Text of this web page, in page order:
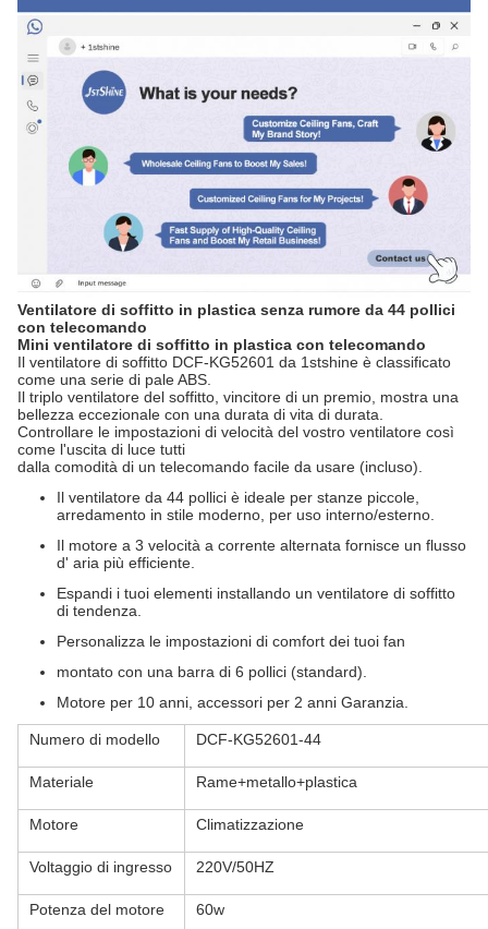
Ventilatore di soffitto in plastica senza rumore da 44 pollici
con telecomando
Mini ventilatore di soffitto in plastica con telecomando
Il ventilatore di soffitto DCF-KG52601 da 1stshine è classificato
come una serie di pale ABS.
Il triplo ventilatore del soffitto, vincitore di un premio, mostra una
bellezza eccezionale con una durata di vita di durata.
Controllare le impostazioni di velocità del vostro ventilatore così
come l'uscita di luce tutti
dalla comodità di un telecomando facile da usare (incluso).
Il ventilatore da 44 pollici è ideale per stanze piccole,
arredamento in stile moderno, per uso interno/esterno.
Il motore a 3 velocità a corrente alternata fornisce un flusso
d' aria più efficiente.
Espandi i tuoi elementi installando un ventilatore di soffitto
di tendenza.
Personalizza le impostazioni di comfort dei tuoi fan
montato con una barra di 6 pollici (standard).
Motore per 10 anni, accessori per 2 anni Garanzia.
Numero di modello DCF-KG52601-44
Materiale Rame+metallo+plastica
Motore Climatizzazione
Voltaggio di ingresso 220V/50HZ
Potenza del motore 60w